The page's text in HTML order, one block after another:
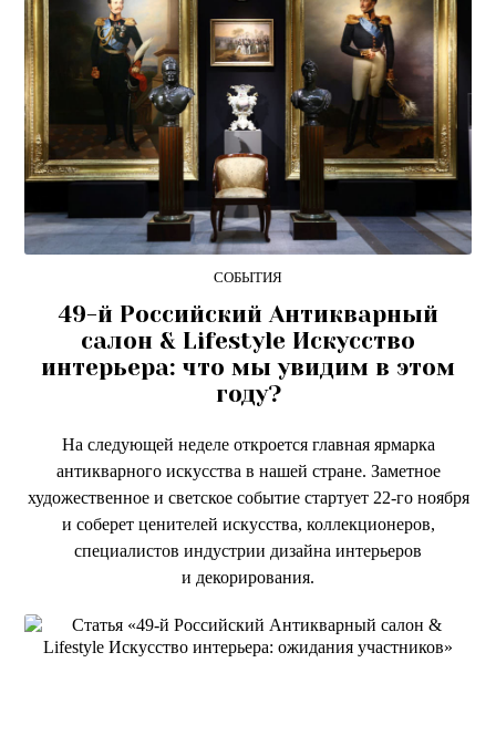
СОБЫТИЯ
49-й Российский Антикварный
салон & Lifestyle Искусство
интерьера: что мы увидим в этом
году?
На следующей неделе откроется главная ярмарка
антикварного искусства в нашей стране. Заметное
художественное и светское событие стартует 22-го ноября
и соберет ценителей искусства, коллекционеров,
специалистов индустрии дизайна интерьеров
и декорирования.